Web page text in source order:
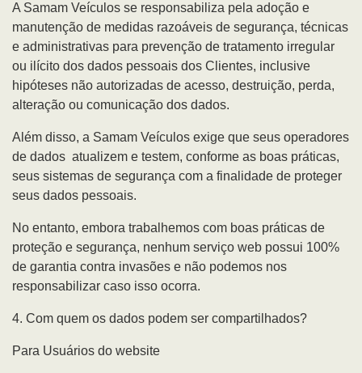
A Samam Veículos se responsabiliza pela adoção e
manutenção de medidas razoáveis de segurança, técnicas
e administrativas para prevenção de tratamento irregular
ou ilícito dos dados pessoais dos Clientes, inclusive
hipóteses não autorizadas de acesso, destruição, perda,
alteração ou comunicação dos dados.
Além disso, a Samam Veículos exige que seus operadores
de dados atualizem e testem, conforme as boas práticas,
seus sistemas de segurança com a finalidade de proteger
seus dados pessoais.
No entanto, embora trabalhemos com boas práticas de
proteção e segurança, nenhum serviço web possui 100%
de garantia contra invasões e não podemos nos
responsabilizar caso isso ocorra.
4. Com quem os dados podem ser compartilhados?
Para Usuários do website